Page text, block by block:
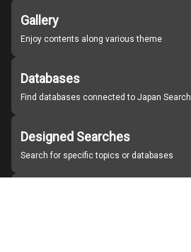
Gallery
Enjoy contents along various theme
Databases
Find databases connected to Japan Search
Designed Searches
Search for specific topics or databases